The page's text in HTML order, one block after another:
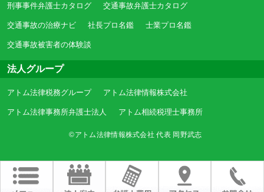
刑事事件弁護士カタログ 交通事故弁護士カタログ
交通事故の治療ナビ 社長プロ名鑑 士業プロ名鑑
交通事故被害者の体験談
法人グループ
アトム法律税務グループ アトム法律情報株式会社
アトム法律事務所弁護士法人 アトム相続税理士事務所
©アトム法律情報株式会社 代表 岡野武志